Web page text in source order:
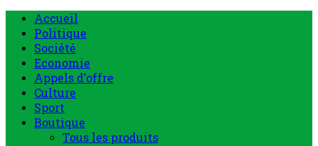
Menu
principal
Accueil
Politique
Société
Economie
Appels d’offre
Culture
Sport
Boutique
Tous les produits